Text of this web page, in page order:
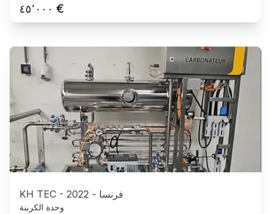
٤٥٬٠٠٠ €
KH TEC - 2022 - فرنسا
وحدة الكربنة